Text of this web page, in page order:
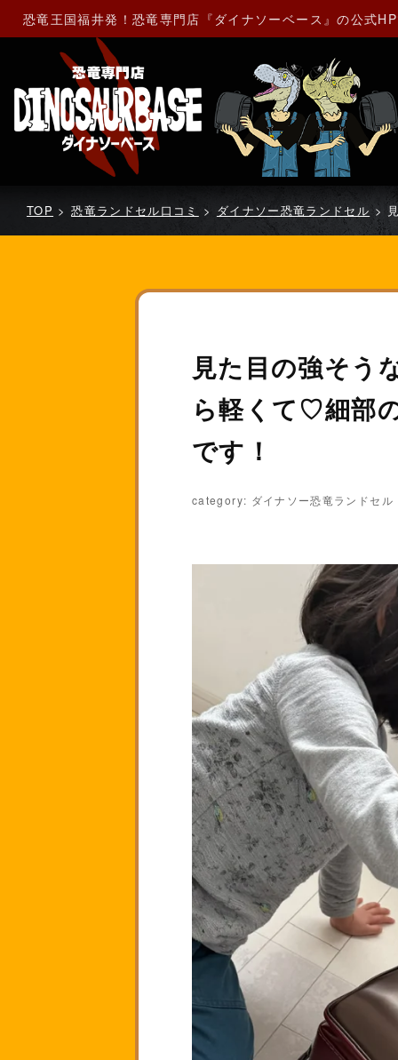
恐竜王国福井発！恐竜専門店『ダイナソーベース』の公式
TOP >恐竜ランドセル口コミ > ダイナソー恐竜ランドセル >
見た目の強そう
ら軽くて♡細部
です！
category: ダイナソー恐竜ランドセル